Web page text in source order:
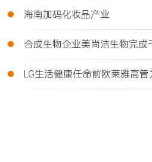
• 海南加码化妆品产业
• 合成生物企业美尚洁生物完成
• LG生活健康任命前欧莱雅高管